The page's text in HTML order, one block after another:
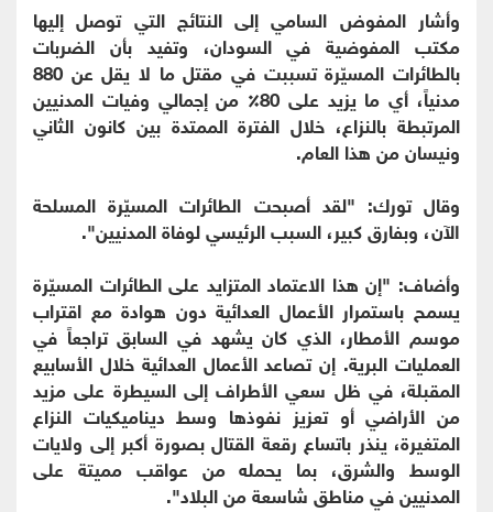
‏وأشار المفوض السامي إلى النتائج التي توصل إليها
مكتب المفوضية في السودان، وتفيد بأن الضربات
بالطائرات المسيّرة تسببت في مقتل ما لا يقل عن 880
مدنياً، أي ما يزيد على 80٪؜ من إجمالي وفيات المدنيين
المرتبطة بالنزاع، خلال الفترة الممتدة بين كانون الثاني
ونيسان من هذا العام.
وقال تورك: "لقد أصبحت الطائرات المسيّرة المسلحة
الآن، وبفارق كبير، السبب الرئيسي لوفاة المدنيين".
‏وأضاف: "إن هذا الاعتماد المتزايد على الطائرات المسيّرة
يسمح باستمرار الأعمال العدائية دون هوادة مع اقتراب
موسم الأمطار، الذي كان يشهد في السابق تراجعاً في
العمليات البرية. إن تصاعد الأعمال العدائية خلال الأسابيع
المقبلة، في ظل سعي الأطراف إلى السيطرة على مزيد
من الأراضي أو تعزيز نفوذها وسط ديناميكيات النزاع
المتغيرة، ينذر باتساع رقعة القتال بصورة أكبر إلى ولايات
الوسط والشرق، بما يحمله من عواقب مميتة على
المدنيين في مناطق شاسعة من البلاد".